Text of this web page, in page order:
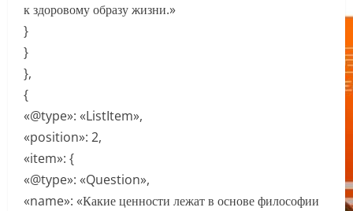
к здоровому образу жизни.»
}
}
},
{
«@type»: «ListItem»,
«position»: 2,
«item»: {
«@type»: «Question»,
«name»: «Какие ценности лежат в основе философии